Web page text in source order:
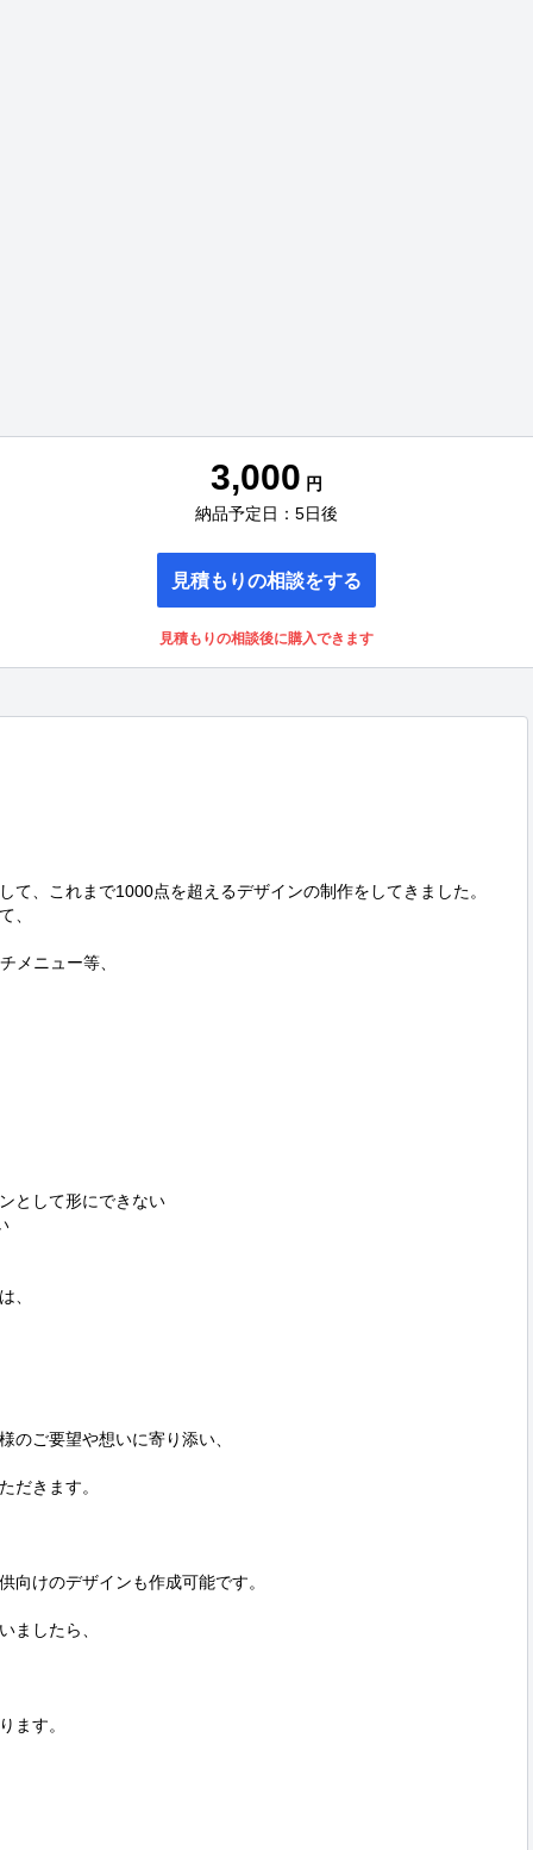
3,000 円
納品予定日：5日後
見積もりの相談をする
見積もりの相談後に購入できます
て、これまで1000点を超えるデザインの制作をしてきました。
、
メニュー等、
として形にできない
、
のご要望や想いに寄り添い、
だきます。
向けのデザインも作成可能です。
ましたら、
ます。